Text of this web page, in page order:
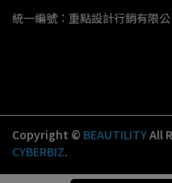
統一編號：重點設計行銷有限
Copyright © BEAUTILITYAll
CYBERBIZ.